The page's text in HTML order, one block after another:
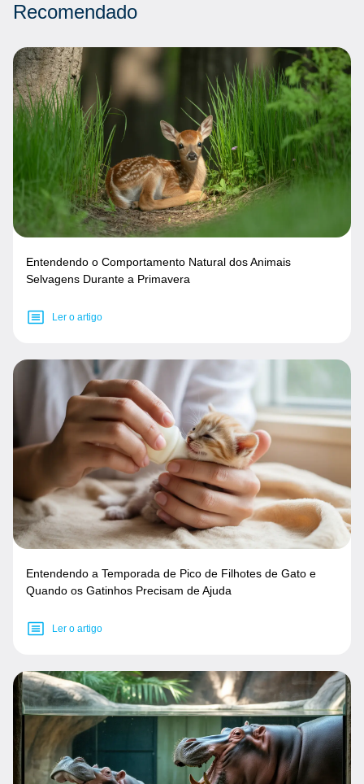
Recomendado
Entendendo o Comportamento Natural dos Animais
Selvagens Durante a Primavera
Ler o artigo
Entendendo a Temporada de Pico de Filhotes de Gato e
Quando os Gatinhos Precisam de Ajuda
Ler o artigo